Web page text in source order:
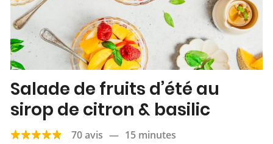
Salade de fruits d’été au
sirop de citron & basilic
70 avis — 15 minutes